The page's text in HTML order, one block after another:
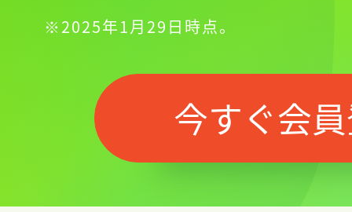
※2025年1月29日時点。
今すぐ会